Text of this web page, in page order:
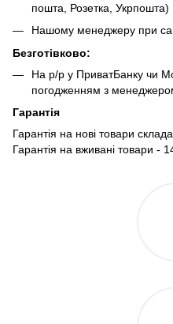
пошта, Розетка, Укрпошта)
Нашому менеджеру при
Безготівково:
На р/р у ПриватБанку чи
погодженням з
Гарантія
Гарантія на нові товари
Гарантія на вживані товари -